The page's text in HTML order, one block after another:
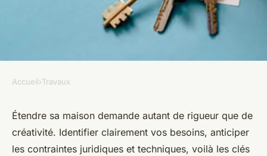
Astuces incontournables pour
bien étendre votre maison
Accueil›Travaux
Étendre sa maison demande autant de rigueur que de
créativité. Identifier clairement vos besoins, anticiper
les contraintes juridiques et techniques, voilà les clés